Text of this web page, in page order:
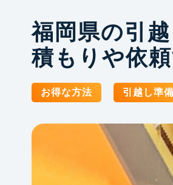
福岡県の引
積もりや依
お得な方法 引越し準備